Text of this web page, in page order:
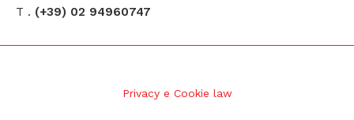
T . (+39) 02 94960747
Privacy e Cookie law